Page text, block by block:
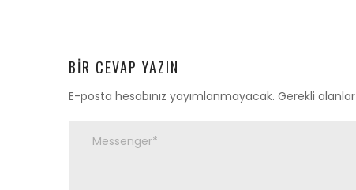
BIR CEVAP YAZIN
E-posta hesabınız yayımlanmayacak. Gerekli alanlar